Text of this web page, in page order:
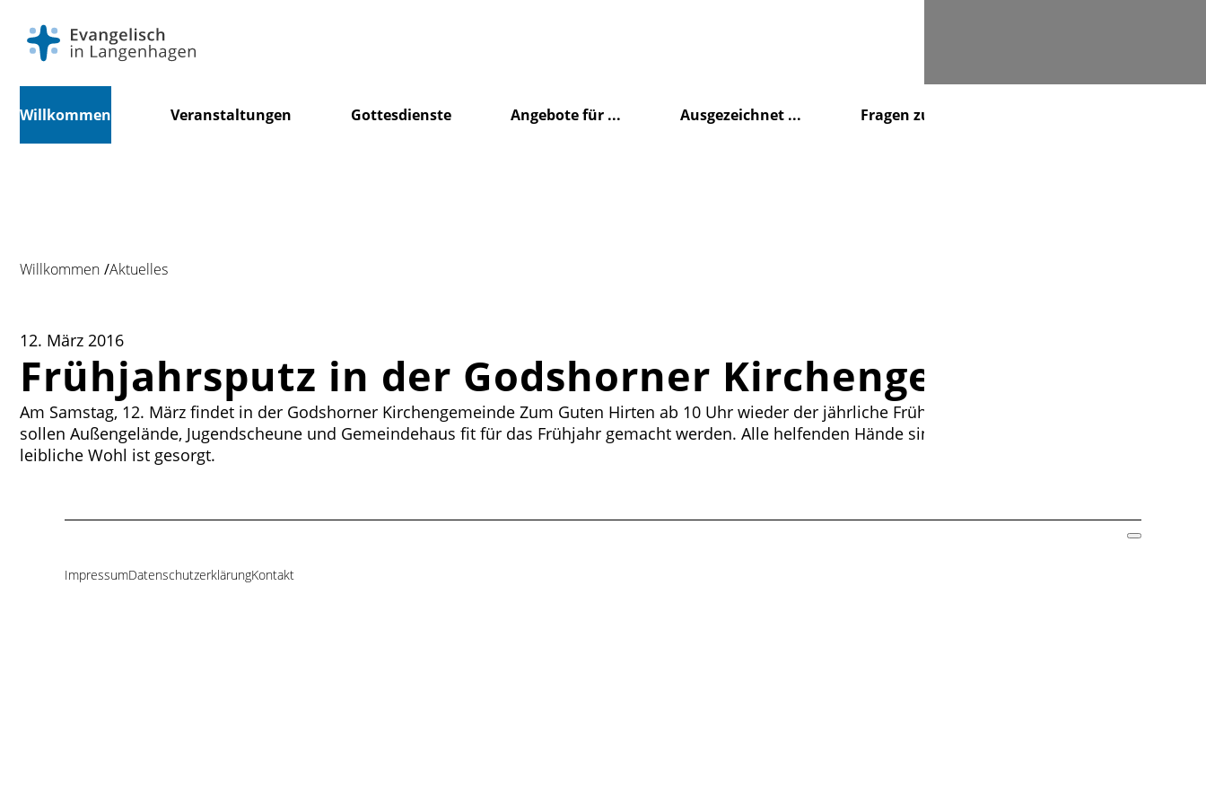
überspringen
Willkommen Veranstaltungen Gottesdienste Angebote für ... Ausgezeichnet ... Fragen zu...
Willkommen Aktuelles
12. März 2016
Frühjahrsputz in der Godshorner Kirchengemeinde
Am Samstag, 12. März findet in der Godshorner Kirchengemeinde Zum Guten Hirten ab 10 Uhr wieder der jährliche Frühjahrsputz statt. An diesem Tag
sollen Außengelände, Jugendscheune und Gemeindehaus fit für das Frühjahr gemacht werden. Alle helfenden Hände sind herzlich willkommen. Für das
leibliche Wohl ist gesorgt.
Navigation
ImpressumDatenschutzerklärungKontakt